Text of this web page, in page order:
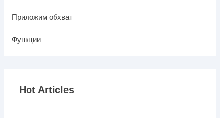
Приложим обхват
Функции
Hot Articles